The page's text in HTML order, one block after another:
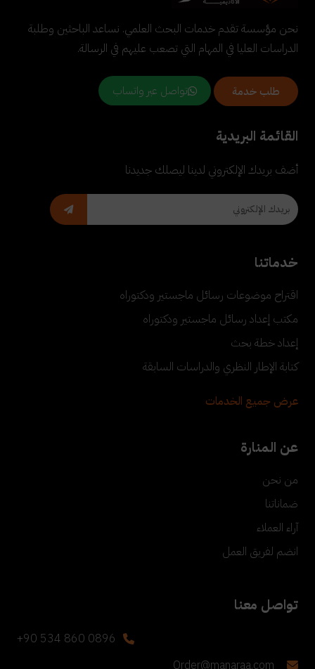
نحن مؤسسة تقدم خدمات البحث العلمي. نساعد الباحثين وطلبة
الدراسات العليا في المهام التي تصعب عليهم في الرسالة.
طلب خدمة تواصل عبر واتساب
القائمة البريدية
أضف بريدك الإلكتروني لدينا ليصلك جديدنا
خدماتنا
اقتراح موضوعات رسائل ماجستير ودكتوراه
مكتب إعداد رسائل ماجستير ودكتوراه
إعداد خطة بحث
كتابة الإطار النظري والدراسات السابقة
عرض جميع الخدمات
عن المنارة
من نحن
ضماناتنا
آراء العملاء
انضم لفريق العمل
تواصل معنا
+90 534 860 0896
Order@manaraa.com